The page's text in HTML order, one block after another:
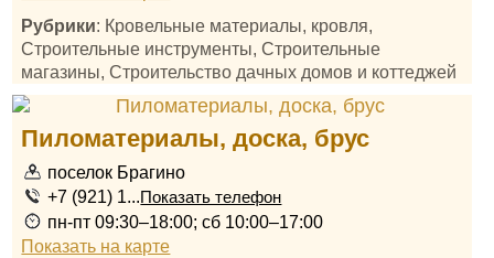
Рубрики: Кровельные материалы, кровля,
Строительные инструменты, Строительные
магазины, Строительство дачных домов и коттеджей
Пиломатериалы, доска, брус
поселок Брагино
+7 (921) 1...Показать телефон
пн-пт 09:30–18:00; сб 10:00–17:00
Показать на карте